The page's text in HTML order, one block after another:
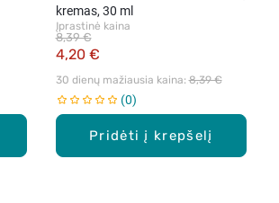
Pridėti į krepšelį
kremas, 30 ml
Įprastinė kaina
4,20 €
8,39 €
30 dienų mažiausia kaina: 8,39 €
0